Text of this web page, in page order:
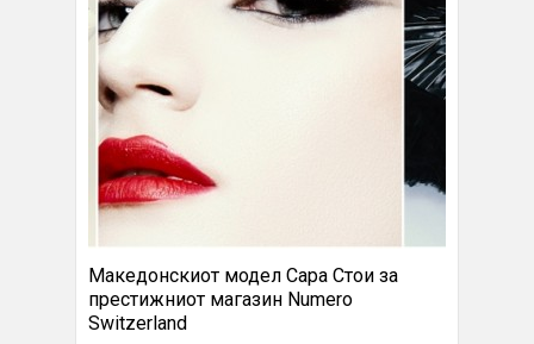
Македонскиот модел Сара Стои за
престижниот магазин Numero
Switzerland